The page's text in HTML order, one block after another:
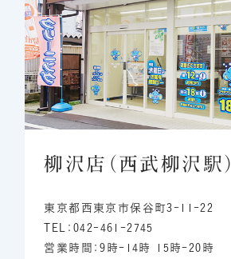
柳沢店（西武柳沢駅）
東京都西東京市保谷町3-11-22
TEL：042-461-2745
営業時間：9時-14時 15時-20時